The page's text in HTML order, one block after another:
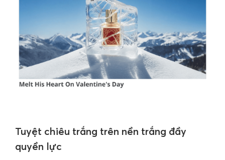
Tuyệt chiêu trắng trên nền trắng đầy
quyền lực